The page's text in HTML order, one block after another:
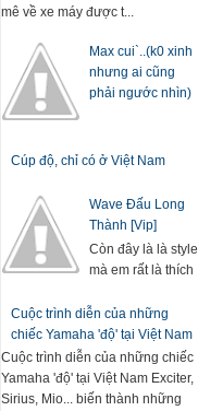
mê về xe máy được t...
Max cui`..(k0 xinh
nhưng ai cũng
phải ngước nhìn)
Cúp độ, chỉ có ở Việt Nam
Wave Đấu Long
Thành [Vip]
Còn đây là là style
mà em rất là thích
Cuộc trình diễn của những
chiếc Yamaha 'độ' tại Việt Nam
Cuộc trình diễn của những chiếc
Yamaha 'độ' tại Việt Nam Exciter,
Sirius, Mio... biến thành những